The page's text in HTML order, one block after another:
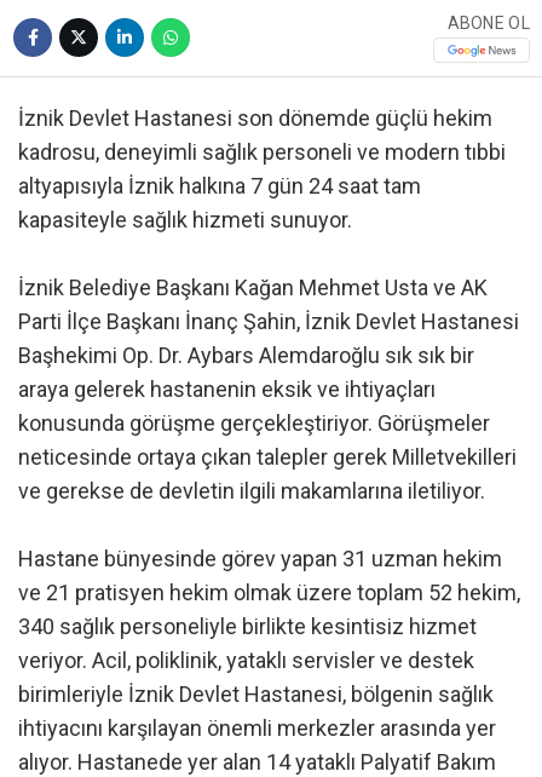
ABONE OL
İznik Devlet Hastanesi son dönemde güçlü hekim
kadrosu, deneyimli sağlık personeli ve modern tıbbi
altyapısıyla İznik halkına 7 gün 24 saat tam
kapasiteyle sağlık hizmeti sunuyor.
İznik Belediye Başkanı Kağan Mehmet Usta ve AK
Parti İlçe Başkanı İnanç Şahin, İznik Devlet Hastanesi
Başhekimi Op. Dr. Aybars Alemdaroğlu sık sık bir
araya gelerek hastanenin eksik ve ihtiyaçları
konusunda görüşme gerçekleştiriyor. Görüşmeler
neticesinde ortaya çıkan talepler gerek Milletvekilleri
ve gerekse de devletin ilgili makamlarına iletiliyor.
Hastane bünyesinde görev yapan 31 uzman hekim
ve 21 pratisyen hekim olmak üzere toplam 52 hekim,
340 sağlık personeliyle birlikte kesintisiz hizmet
veriyor. Acil, poliklinik, yataklı servisler ve destek
birimleriyle İznik Devlet Hastanesi, bölgenin sağlık
ihtiyacını karşılayan önemli merkezler arasında yer
alıyor. Hastanede yer alan 14 yataklı Palyatif Bakım